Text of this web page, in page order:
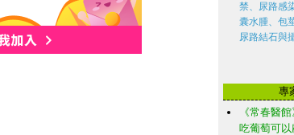
禁、尿路感
囊水腫、包
尿路結石與
專
《常春醫
吃葡萄可以